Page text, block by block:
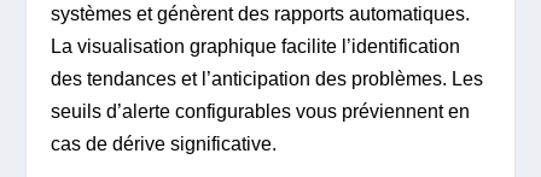
systèmes et génèrent des rapports automatiques.
La visualisation graphique facilite l’identification
des tendances et l’anticipation des problèmes. Les
seuils d’alerte configurables vous préviennent en
cas de dérive significative.